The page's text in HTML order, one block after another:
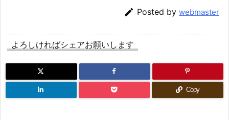
 Posted by webmaster
よろしければシェアお願いします
Copy